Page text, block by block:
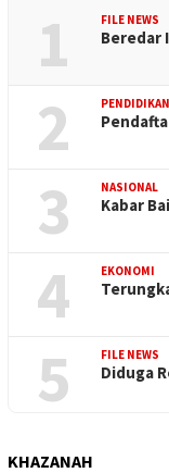
1 FILE NEWS
Beredar
2 PENDIDIKAN
3 NASIONAL
Kabar
4 EKONOMI
5 FILE NEWS
Diduga
KHAZANAH